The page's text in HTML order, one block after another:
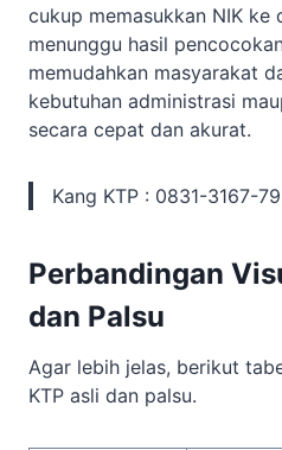
cukup memasukkan NIK ke
menunggu hasil
memudahkan masyarakat
kebutuhan administrasi
secara cepat dan akurat.
Kang KTP : 0831-3167-
Perbandingan
dan Palsu
Agar lebih jelas, berikut
KTP asli dan palsu.